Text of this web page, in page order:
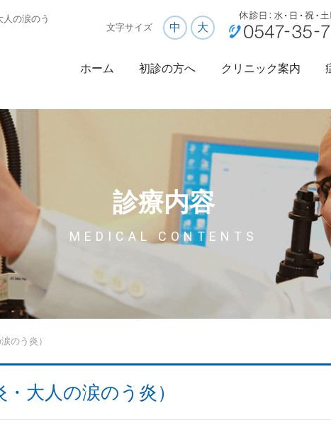
人の涙のう
文字サイズ 中 大
ホーム 初診の方へ クリニック案内
診療内容
MEDICAL CONTENTS
のう炎）
大人の涙のう炎）